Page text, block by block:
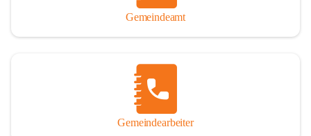
Andreas Rohatsch wurde auf das System der Fußnoten verzichtet.
Wo eine genaue Quellenangabe sinnvoll und notwendig erschien,
sind die entsprechenden Quellenhinweise in den fließenden Text
eingearbeitet. Der leichteren Lesbarkeit halber ist auch von einer
streng gendergerechten Ausdrucksform Abstand genommen
Gemeindeamt
Gemeindearbeiter